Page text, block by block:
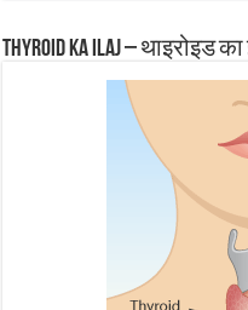
Thyroid ka ilaj – थाइरोइड